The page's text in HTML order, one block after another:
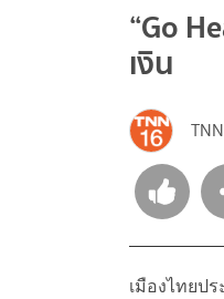
“Go
เงิน
เมืองไทยป